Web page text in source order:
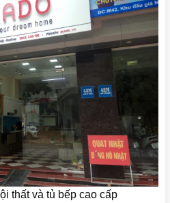
thất và tủ bếp cao cấp